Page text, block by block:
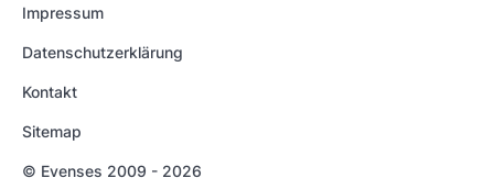
Impressum
Datenschutzerklärung
Kontakt
Sitemap
© Evenses 2009 - 2026